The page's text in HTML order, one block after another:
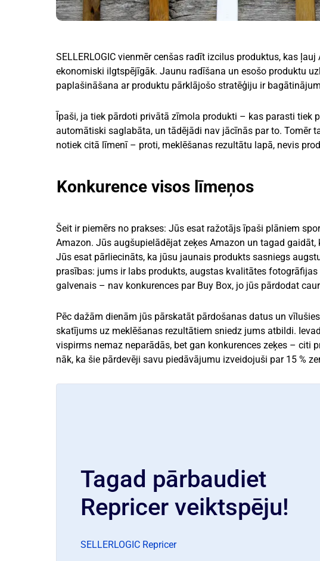
SELLERLOGIC vienmēr cenšas radīt izcilus produktus, kas
ekonomiski ilgtspējīgāk. Jaunu radīšana un esošo produktu
paplašināšana ar produktu pārklājošo stratēģiju ir
Īpaši, ja tiek pārdoti privātā zīmola produkti – kas parasti
automātiski saglabāta, un tādējādi nav jācīnās par to. Tomēr
notiek citā līmenī – proti, meklēšanas rezultātu lapā, nevis
Konkurence visos līmeņos
Šeit ir piemērs no prakses: Jūs esat ražotājs īpaši plāniem
Amazon. Jūs augšupielādējat zeķes Amazon un tagad
Jūs esat pārliecināts, ka jūsu jaunais produkts sasniegs
prasības: jums ir labs produkts, augstas kvalitātes
galvenais – nav konkurences par Buy Box, jo jūs pārdodat
Pēc dažām dienām jūs pārskatāt pārdošanas datus un
skatījums uz meklēšanas rezultātiem sniedz jums atbildi.
vispirms nemaz neparādās, bet gan konkurences zeķes – citi
nāk, ka šie pārdevēji savu piedāvājumu izveidojuši par 15 %
Tagad pārbaudiet
Repricer veiktspēju!
SELLERLOGIC Repricer